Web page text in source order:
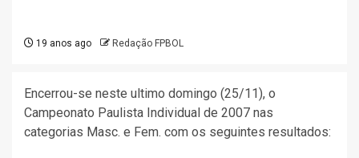
19 anos ago Redação FPBOL
Encerrou-se neste ultimo domingo (25/11), o
Campeonato Paulista Individual de 2007 nas
categorias Masc. e Fem. com os seguintes resultados: